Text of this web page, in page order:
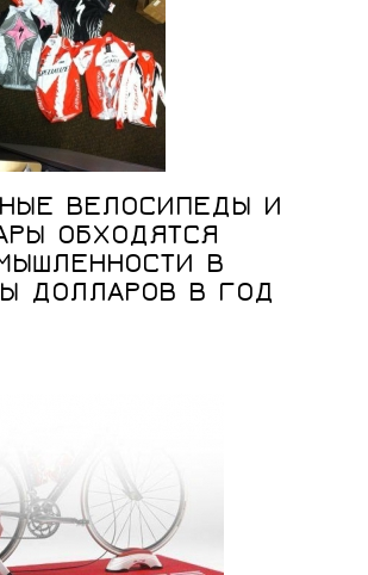
ВЕЛОСИПЕДЫ И
ОБХОДЯТСЯ
В
ДОЛЛАРОВ В ГОД